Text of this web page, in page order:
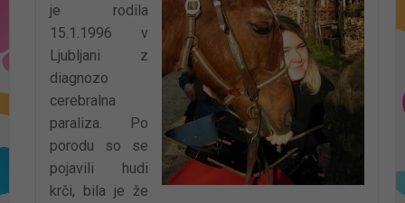
je rodila
15.1.1996 v
Ljubljani z
diagnozo
cerebralna
paraliza. Po
porodu so se
pojavili hudi
krči, bila je že